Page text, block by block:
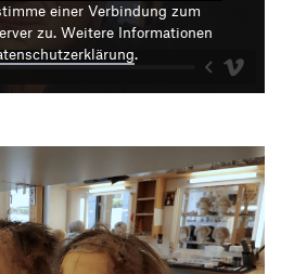
einer Verbindung zum
zu. Weitere Informationen
.